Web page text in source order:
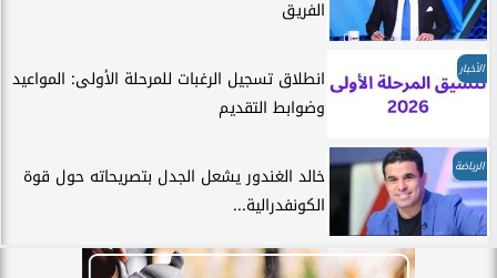
الفريق
الأخبار
انطلاق تسجيل الرغبات للمرحلة الأولى: المواعيد
وضوابط التقديم
الرياضة
خالد الغندور يشعل الجدل بتصريحاته حول قوة
الكونفدرالية...